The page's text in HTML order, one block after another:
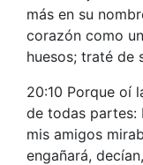
más en su
corazón como
huesos; traté de
20:10 Porque oí
de todas partes:
mis amigos
engañará,